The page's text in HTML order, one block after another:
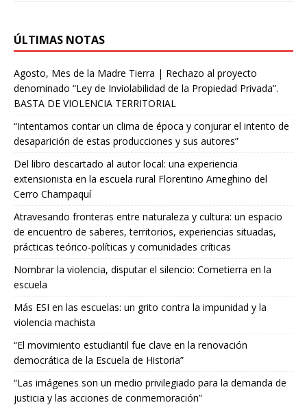
ÚLTIMAS NOTAS
Agosto, Mes de la Madre Tierra | Rechazo al proyecto
denominado “Ley de Inviolabilidad de la Propiedad Privada”.
BASTA DE VIOLENCIA TERRITORIAL
“Intentamos contar un clima de época y conjurar el intento de
desaparición de estas producciones y sus autores”
Del libro descartado al autor local: una experiencia
extensionista en la escuela rural Florentino Ameghino del
Cerro Champaquí
Atravesando fronteras entre naturaleza y cultura: un espacio
de encuentro de saberes, territorios, experiencias situadas,
prácticas teórico-políticas y comunidades críticas
Nombrar la violencia, disputar el silencio: Cometierra en la
escuela
Más ESI en las escuelas: un grito contra la impunidad y la
violencia machista
“El movimiento estudiantil fue clave en la renovación
democrática de la Escuela de Historia”
“Las imágenes son un medio privilegiado para la demanda de
justicia y las acciones de conmemoración”